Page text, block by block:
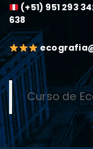
(+51) 951 293
638
Curso de